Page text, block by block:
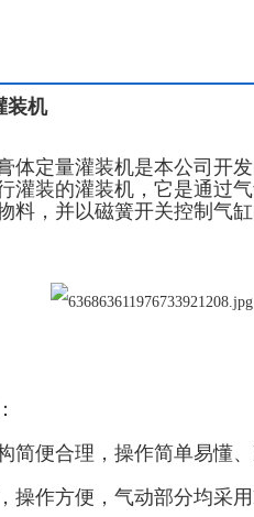
装机
体定量灌装机是本公司开
灌装的灌装机，它是通过
料，并以磁簧开关控制气
便合理，操作简单易懂、
作方便，气动部分均采用